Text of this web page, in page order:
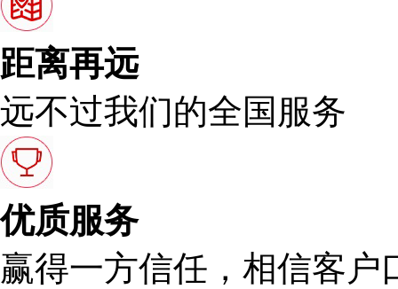
距离再远
远不过我们的全国服务
优质服务
赢得一方信任，相信客户